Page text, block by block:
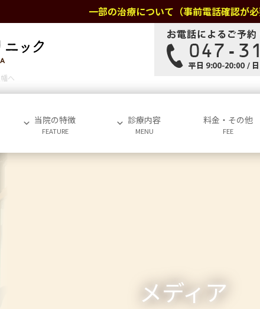
一部の治療について（事前電話確認が必
へ
当院の特徴
FEATURE
診療内容
MENU
料金・その他
FEE
メディア